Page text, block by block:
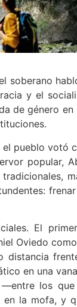
soberano
y el
de género
pueblo votó
popular,
El
Oviedo
distancia
en una
los
la mofa, y